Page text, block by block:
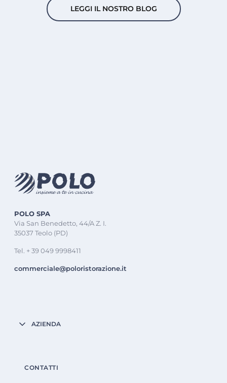
LEGGI IL NOSTRO BLOG
POLO SPA
Via San Benedetto, 44/A Z. I.
35037 Teolo (PD)
Tel. + 39 049 9998411
commerciale@poloristorazione.it
AZIENDA
CONTATTI